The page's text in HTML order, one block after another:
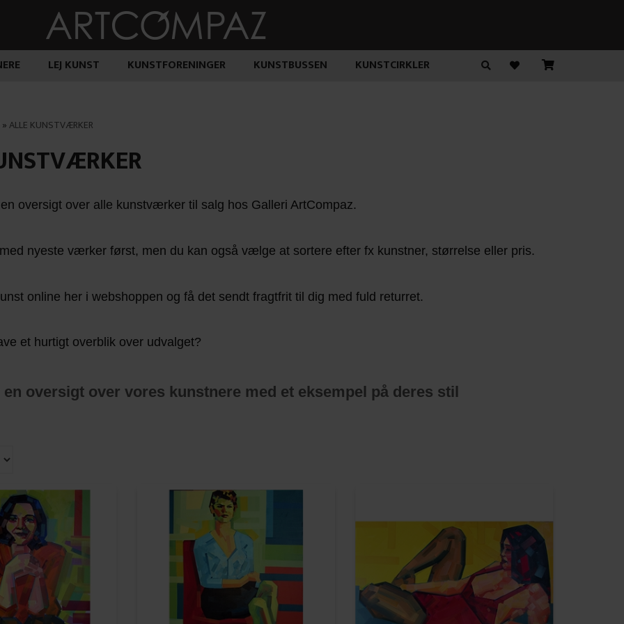
LEJ KUNST KUNSTFORENINGER KUNSTBUSSEN KUNSTCIRKLER
»ALLE KUNSTVÆRKER
oversigt over alle kunstværker til salg hos Galleri ArtCompaz.
nyeste værker først, men du kan også vælge at sortere efter fx kunstner, størrelse eller pris.
online her i webshoppen og få det sendt fragtfrit til dig med fuld returret.
et hurtigt overblik over udvalget?
en oversigt over vores kunstnere med et eksempel på deres stil